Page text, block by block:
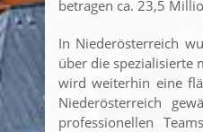
betragen ca. 23,5
In Niederösterreich
über die spezialisierte
wird weiterhin eine
Niederösterreich
professionellen